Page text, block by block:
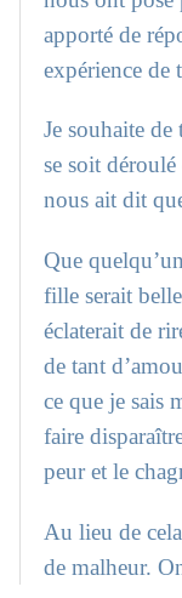
apporté de
expérience de
Je souhaite
se soit
nous ait dit
Que
fille serait
éclaterait de
de tant
ce que je sais
faire
peur et le
Au lieu de
de malheur.